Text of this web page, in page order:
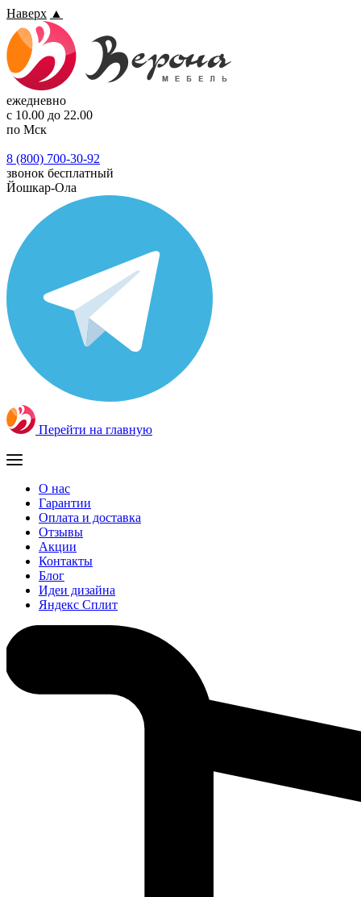
Наверх ▲
ежедневно
с 10.00 до 22.00
по Мск
8 (800) 700-30-92
звонок бесплатный
Йошкар-Ола
Перейти на главную
О нас
Гарантии
Оплата и доставка
Отзывы
Акции
Контакты
Блог
Идеи дизайна
Яндекс Сплит